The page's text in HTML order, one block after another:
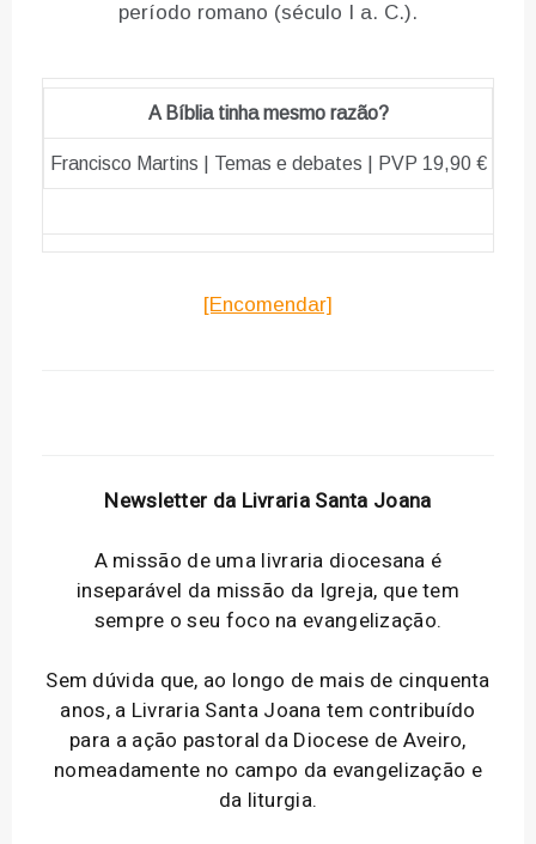
período romano (século I a. C.).
A Bíblia tinha mesmo razão?
Francisco Martins | Temas e debates | PVP 19,90 €
[Encomendar]
Newsletter da Livraria Santa Joana
A missão de uma livraria diocesana é
inseparável da missão da Igreja, que tem
sempre o seu foco na evangelização.
Sem dúvida que, ao longo de mais de cinquenta
anos, a Livraria Santa Joana tem contribuído
para a ação pastoral da Diocese de Aveiro,
nomeadamente no campo da evangelização e
da liturgia.